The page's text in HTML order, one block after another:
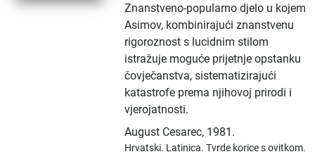
Znanstveno-popularno djelo u kojem
Asimov, kombinirajući znanstvenu
rigoroznost s lucidnim stilom
istražuje moguće prijetnje opstanku
čovječanstva, sistematizirajući
katastrofe prema njihovoj prirodi i
vjerojatnosti.
August Cesarec, 1981.
Hrvatski. Latinica.Tvrde korice s ovitkom.